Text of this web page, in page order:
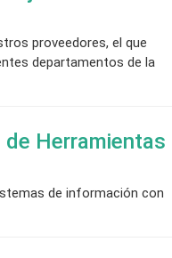
proveedores, el que
departamentos de la
Herramientas
de información con